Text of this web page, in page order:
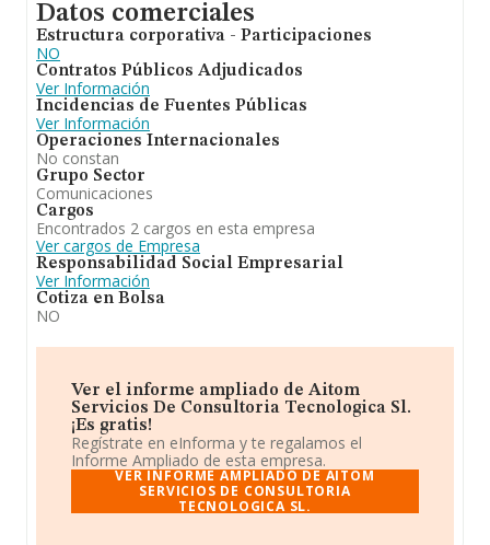
Datos comerciales
Estructura corporativa - Participaciones
NO
Contratos Públicos Adjudicados
Ver Información
Incidencias de Fuentes Públicas
Ver Información
Operaciones Internacionales
No constan
Grupo Sector
Comunicaciones
Cargos
Encontrados 2 cargos en esta empresa
Ver cargos de Empresa
Responsabilidad Social Empresarial
Ver Información
Cotiza en Bolsa
NO
Ver el informe ampliado de Aitom
Servicios De Consultoria Tecnologica Sl.
¡Es gratis!
Regístrate en eInforma y te regalamos el
Informe Ampliado de esta empresa.
VER INFORME AMPLIADO DE AITOM
SERVICIOS DE CONSULTORIA
TECNOLOGICA SL.